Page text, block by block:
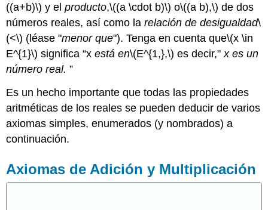
((a+b)\) y elproducto,\((a \cdot b)\) o\((a b),\) de dos
números reales, así como larelación de desigualdad\
(<\) (léase "menor que"). Tenga en cuenta que\(x \in
E^{1}\) significa “xestá en\(E^{1,},\) es decir,"x es un
número real.”
Es un hecho importante que todas las propiedades
aritméticas de los reales se pueden deducir de varios
axiomas simples, enumerados (y nombrados) a
continuación.
Axiomas de Adición y Multiplicación